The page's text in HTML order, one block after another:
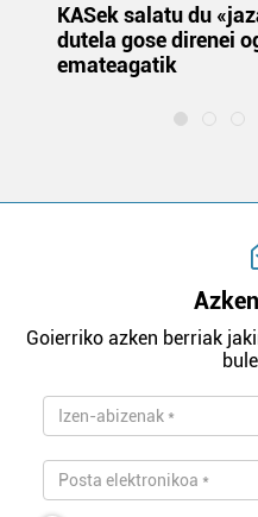
KASek salatu du
dutela gose direnei
emateagatik
Goierriko azken berriak